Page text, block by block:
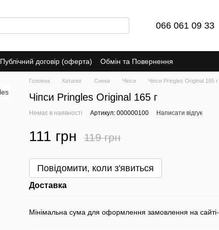
066 061 09 33
Публічний договір (оферта) Обмін та Повернення
Головна Каталог Снеки Чіпси Чіпси Pringles Original 165 г
Чіпси Pringles Original 165 г
Немає в наявності Артикул: 000000100 Написати відгук
111 грн 119 грн
Повідомити, коли з'явиться
Доставка
Мінімальна сума для оформлення замовлення на сайті-